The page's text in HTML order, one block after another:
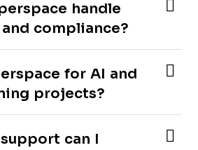
handle
compliance?
for AI and
projects?
can I